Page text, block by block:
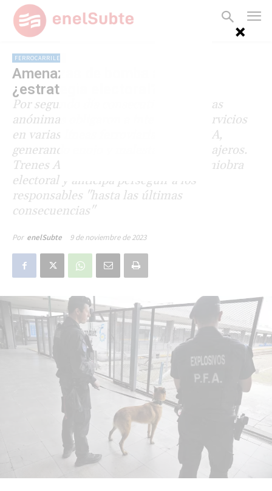
FERROCARRILES
Amenazas de bomba a diario:
¿estrategia electoral?
Por segundo día consecutivo amenazas
anónimas obligaron a interrumpir servicios
en varias líneas ferroviarias del AMBA,
generando enojo y malestar a los pasajeros.
Trenes Argentinos denuncia una maniobra
electoral y anticipa perseguir a los
responsables "hasta las últimas
consecuencias"
Por enelSubte 9 de noviembre de 2023